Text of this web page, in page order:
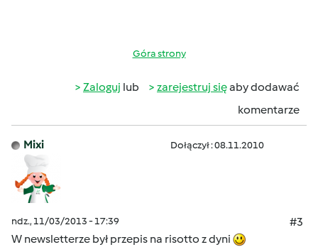
Góra strony
Zaloguj lub zarejestruj sięaby dodawać
komentarze
Mixi Dołączył : 08.11.2010
ndz., 11/03/2013 - 17:39
#3
W newsletterze był przepis na risotto z dyni